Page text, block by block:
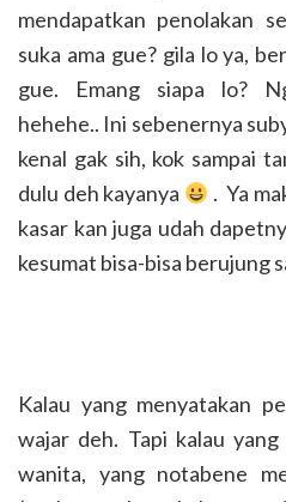
mendapatkan penolakan
suka ama gue? gila lo ya,
gue. Emang siapa lo?
hehehe.. Ini sebenernya
kenal gak sih, kok sampai
dulu deh kayanya
. Ya
kasar kan juga udah
kesumat bisa-bisa berujung
Kalau yang menyatakan
wajar deh. Tapi kalau
wanita, yang notabene